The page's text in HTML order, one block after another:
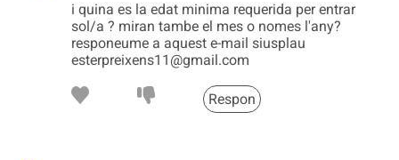
i quina es la edat minima requerida per entrar
sol/a ? miran tambe el mes o nomes l'any?
responeume a aquest e-mail siusplau
esterpreixens11@gmail.com
Respon